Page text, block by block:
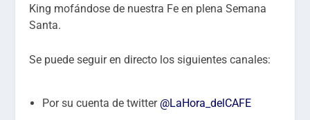
King mofándose de nuestra Fe en plena Semana
Santa.
Se puede seguir en directo los siguientes canales:
Por su cuenta de twitter @LaHora_delCAFE